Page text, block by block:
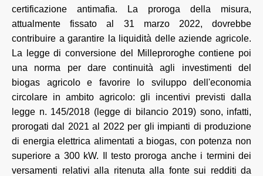
certificazione antimafia. La proroga della misura,
attualmente fissato al 31 marzo 2022, dovrebbe
contribuire a garantire la liquidità delle aziende agricole.
La legge di conversione del Milleproroghe contiene poi
una norma per dare continuità agli investimenti del
biogas agricolo e favorire lo sviluppo dell'economia
circolare in ambito agricolo: gli incentivi previsti dalla
legge n. 145/2018 (legge di bilancio 2019) sono, infatti,
prorogati dal 2021 al 2022 per gli impianti di produzione
di energia elettrica alimentati a biogas, con potenza non
superiore a 300 kW. Il testo proroga anche i termini dei
versamenti relativi alla ritenuta alla fonte sui redditi da